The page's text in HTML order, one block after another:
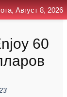
60
Август 8, 2026